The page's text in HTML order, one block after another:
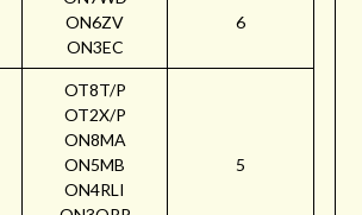
ON6ZV
ON3EC
6
OT8T/P
OT2X/P
ON8MA
ON5MB
ON4RLI
5